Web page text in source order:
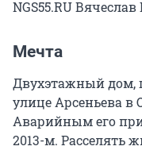
NGS55.RU
Мечта
Двухэтажный дом,
улице Арсеньева в
Аварийным его
2013-м. Расселять